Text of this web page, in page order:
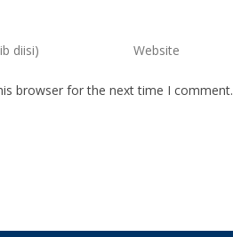
browser for the next time I comment.